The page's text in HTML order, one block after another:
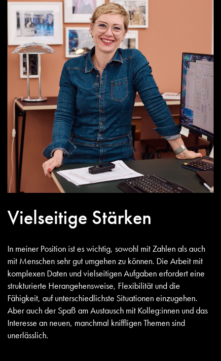
Vielseitige Stärken
In meiner Position ist es wichtig, sowohl mit Zahlen als auch
mit Menschen sehr gut umgehen zu können. Die Arbeit mit
komplexen Daten und vielseitigen Aufgaben erfordert eine
strukturierte Herangehensweise, Flexibilität und die
Fähigkeit, auf unterschiedlichste Situationen einzugehen.
Aber auch der Spaß am Austausch mit Kolleg:innen und das
Interesse an neuen, manchmal kniffligen Themen sind
unerlässlich.